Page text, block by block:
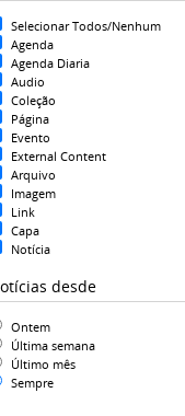
Selecionar Todos/Nenhum
Agenda
Agenda Diaria
Audio
Coleção
Página
Evento
External Content
Arquivo
Imagem
Link
Capa
Notícia
desde
Ontem
Última semana
Último mês
Sempre